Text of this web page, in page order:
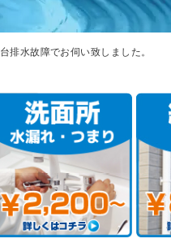
排水故障でお伺い致しました。